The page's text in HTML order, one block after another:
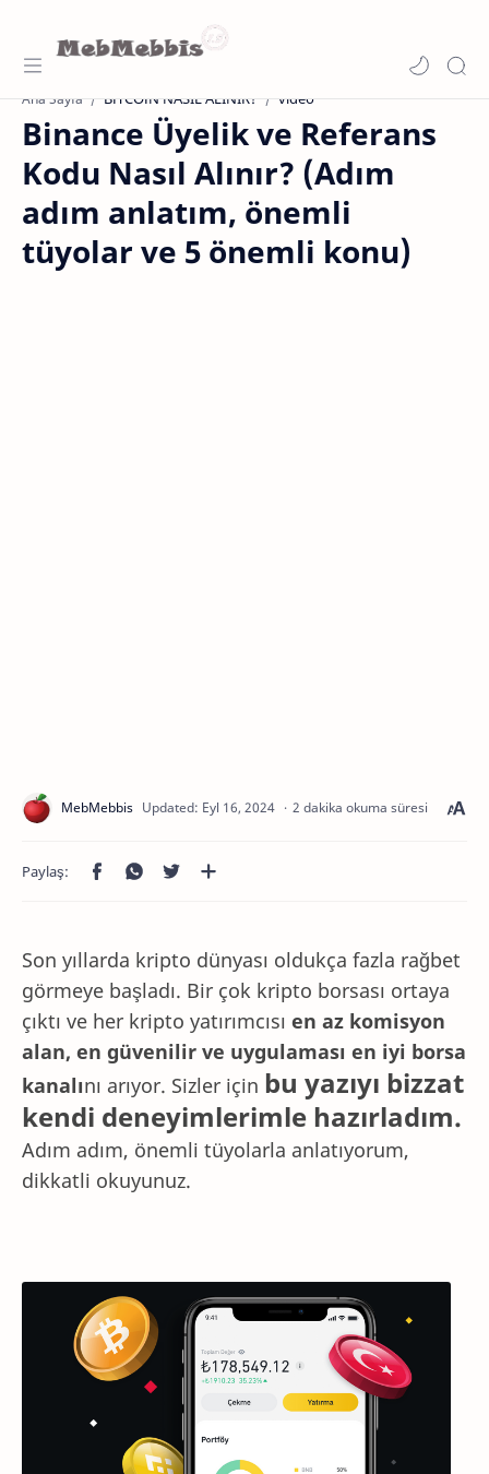
Ana Sayfa BİTCOİN NASIL ALINIR? video
Binance Üyelik ve Referans
Kodu Nasıl Alınır? (Adım
adım anlatım, önemli
tüyolar ve 5 önemli konu)
2 dakika okuma süresi
Son yıllarda kripto dünyası oldukça fazla rağbet
görmeye başladı. Bir çok kripto borsası ortaya
çıktı ve her kripto yatırımcısı en az komisyon
alan, en güvenilir ve uygulaması en iyi borsa
kanalını arıyor. Sizler için bu yazıyı bizzat
kendi deneyimlerimle hazırladım.
Adım adım, önemli tüyolarla anlatıyorum,
dikkatli okuyunuz.